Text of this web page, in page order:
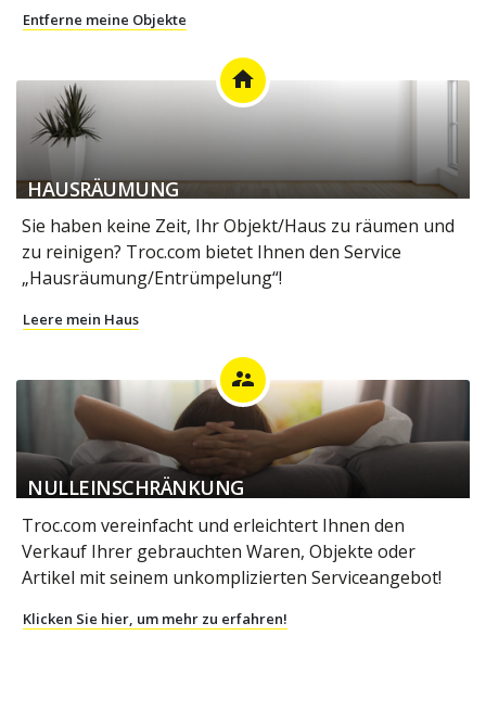
Entferne meine Objekte
home
HAUSRÄUMUNG
Sie haben keine Zeit, Ihr Objekt/Haus zu räumen und
zu reinigen? Troc.com bietet Ihnen den Service
„Hausräumung/Entrümpelung“!
Leere mein Haus
supervisor_account
NULLEINSCHRÄNKUNG
Troc.com vereinfacht und erleichtert Ihnen den
Verkauf Ihrer gebrauchten Waren, Objekte oder
Artikel mit seinem unkomplizierten Serviceangebot!
Klicken Sie hier, um mehr zu erfahren!